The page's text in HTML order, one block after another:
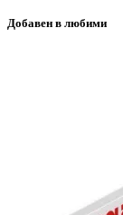
Добавен в любими